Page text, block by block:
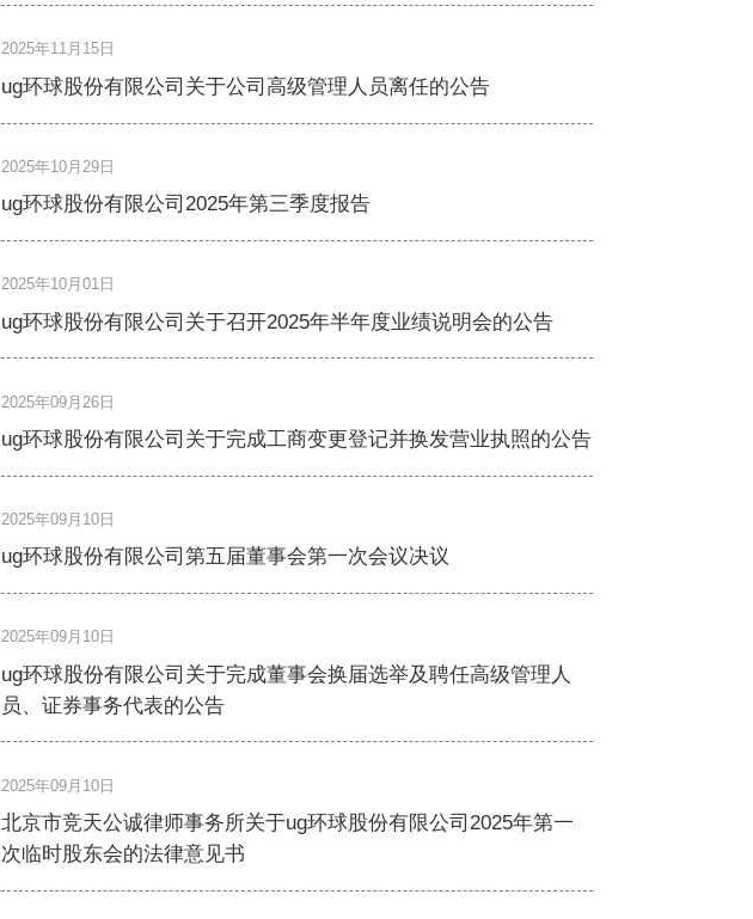
2025年11月15日
ug环球股份有限公司关于公司高级管理人员离任的公告
2025年10月29日
ug环球股份有限公司2025年第三季度报告
2025年10月01日
ug环球股份有限公司关于召开2025年半年度业绩说明会的公告
2025年09月26日
ug环球股份有限公司关于完成工商变更登记并换发营业执照的公告
2025年09月10日
ug环球股份有限公司第五届董事会第一次会议决议
2025年09月10日
ug环球股份有限公司关于完成董事会换届选举及聘任高级管理人
员、证券事务代表的公告
2025年09月10日
北京市竞天公诚律师事务所关于ug环球股份有限公司2025年第一
次临时股东会的法律意见书